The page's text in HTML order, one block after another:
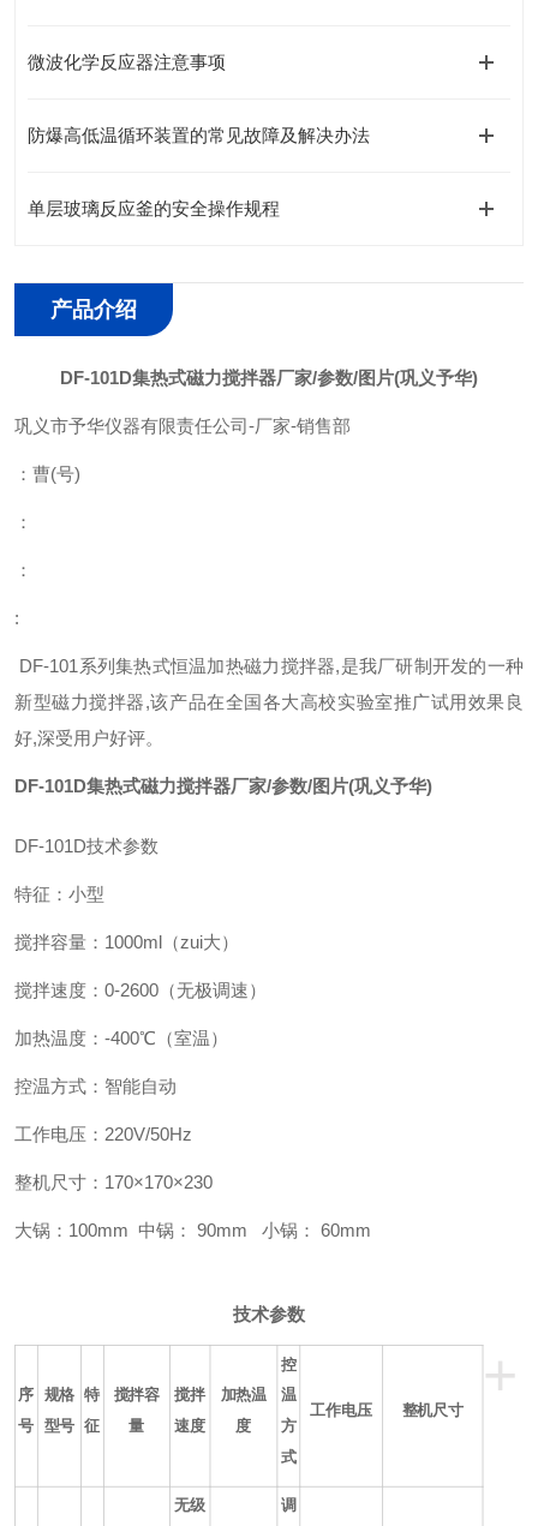
微波化学反应器注意事项
防爆高低温循环装置的常见故障及解决办法
单层玻璃反应釜的安全操作规程
产品介绍
DF-101D集热式磁力搅拌器厂家/参数/图片(巩义予华)
巩义市予华仪器有限责任公司-厂家-销售部
：曹(号)
：
：
:
DF-101系列集热式恒温加热磁力搅拌器,是我厂研制开发的一种
新型磁力搅拌器,该产品在全国各大高校实验室推广试用效果良
好,深受用户好评。
DF-101D集热式磁力搅拌器厂家/参数/图片(巩义予华)
DF-101D技术参数
特征：小型
搅拌容量： 1000ml （zui大）
搅拌速度： 0-2600 （无极调速）
加热温度： -400℃（室温）
控温方式：智能自动
工作电压：220V/50Hz
整机尺寸：170×170×230
大锅：100mm 中锅： 90mm 小锅： 60mm
技术参数
+
序
号
规格
型号
特
征
搅拌容
量
搅拌
速度
加热温
度
控
温
方
式
工作电压 整机尺寸
无级 调